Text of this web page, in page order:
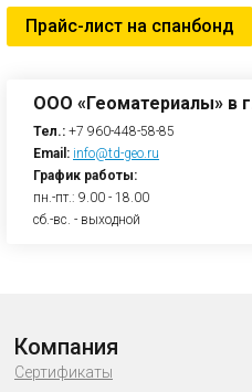
Прайс-лист на спанбонд
ООО «Геоматериалы» в
Тел.: +7 960-448-58-85
Email: info@td-geo.ru
График работы:
пн.-пт.: 9.00 - 18.00
сб.-вс. - выходной
Компания
Сертификаты